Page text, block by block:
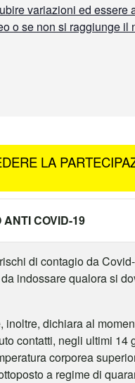
variazioni ed essere
o se non si raggiunge il
LA
COVID-19
di contagio da
indossare qualora si
inoltre, dichiara al
contatti, negli ultimi
corporea
a regime di